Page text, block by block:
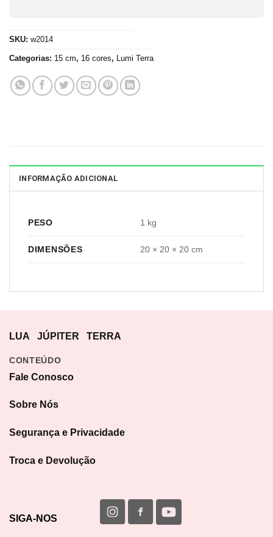
SKU: w2014
Categorias: 15 cm, 16 cores, Lumi Terra
INFORMAÇÃO ADICIONAL
PESO 1 kg
DIMENSÕES 20 × 20 × 20 cm
LUA JÚPITER TERRA
CONTEÚDO
Fale Conosco
Sobre Nós
Segurança e Privacidade
Troca e Devolução
SIGA-NOS